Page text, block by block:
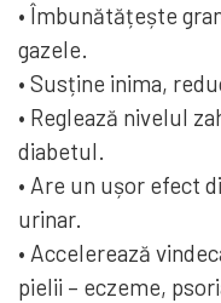
• Îmbunătățește
gazele.
• Susține inima,
• Reglează nivelul
diabetul.
• Are un ușor efect
urinar.
• Accelerează
pielii – eczeme,